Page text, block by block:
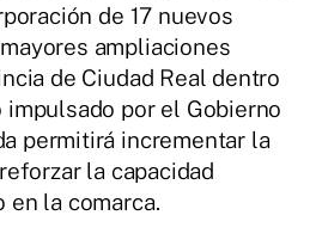
de 17 nuevos
ampliaciones
de Ciudad Real dentro
por el Gobierno
permitirá incrementar la
la capacidad
en la comarca.